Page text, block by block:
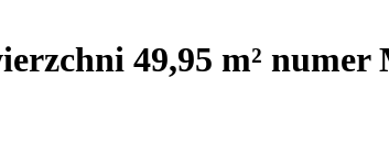
49,95 m² numer